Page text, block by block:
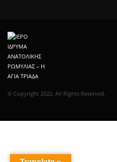
© Copyright 2022. All Rights Reserved.